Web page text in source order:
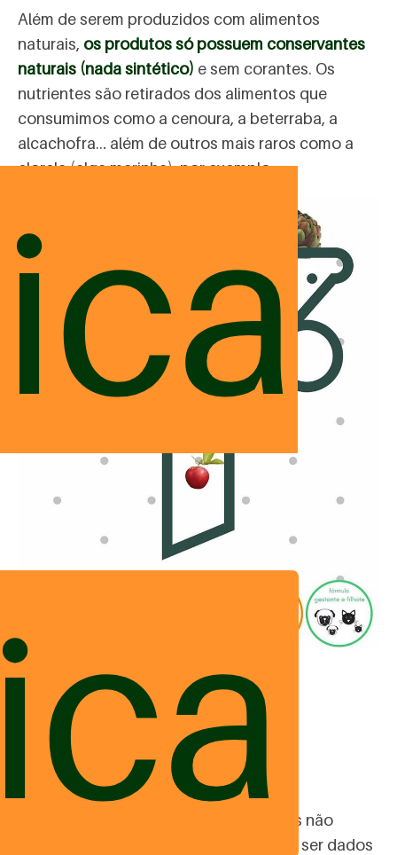
Além de serem produzidos com alimentos
naturais, os produtos só possuem conservantes
naturais (nada sintético) e sem corantes. Os
nutrientes são retirados dos alimentos que
consumimos como a cenoura, a beterraba, a
alcachofra… além de outros mais raros como a
clorela (alga marinha), por exemplo.
suplementos da Botica Pets
# 5 – São seguros
Os suplementos são mais seguros, pois não
causam reações adversas. Eles podem ser dados